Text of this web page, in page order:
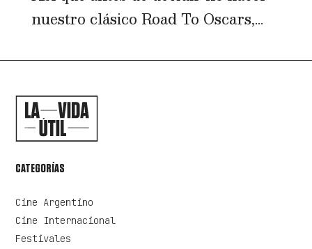
nuestro clásico Road To Oscars,...
CATEGORÍAS
Cine Argentino
Cine Internacional
Festivales